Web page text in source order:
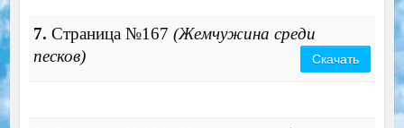
7. Страница №167 (Жемчужина среди
песков)
Скачать